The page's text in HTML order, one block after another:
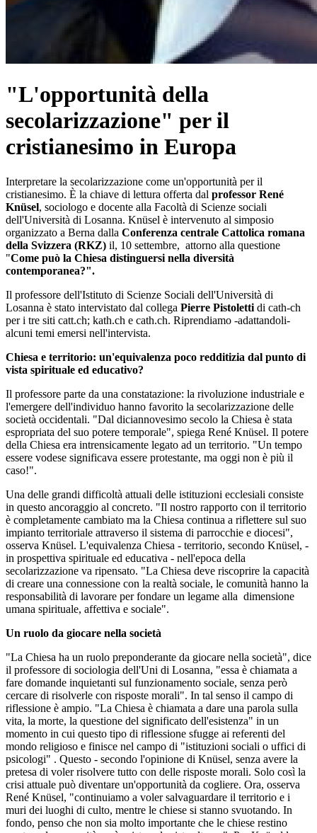
"L'opportunità della
secolarizzazione" per il
cristianesimo in Europa
Interpretare la secolarizzazione come un'opportunità per il
cristianesimo. È la chiave di lettura offerta dal professor René
Knüsel, sociologo e docente alla Facoltà di Scienze sociali
dell'Università di Losanna. Knüsel è intervenuto al simposio
organizzato a Berna dalla Conferenza centrale Cattolica romana
della Svizzera (RKZ) il, 10 settembre, attorno alla questione
"Come può la Chiesa distinguersi nella diversità
contemporanea?".
Il professore dell'Istituto di Scienze Sociali dell'Università di
Losanna è stato intervistato dal collega Pierre Pistoletti di cath-ch
per i tre siti catt.ch; kath.ch e cath.ch. Riprendiamo -adattandoli-
alcuni temi emersi nell'intervista.
Chiesa e territorio: un'equivalenza poco redditizia dal punto di
vista spirituale ed educativo?
Il professore parte da una constatazione: la rivoluzione industriale e
l'emergere dell'individuo hanno favorito la secolarizzazione delle
società occidentali. "Dal diciannovesimo secolo la Chiesa è stata
espropriata del suo potere temporale", spiega René Knüsel. Il potere
della Chiesa era intrensicamente legato ad un territorio. "Un tempo
essere vodese significava essere protestante, ma oggi non è più il
caso!".
Una delle grandi difficoltà attuali delle istituzioni ecclesiali consiste
in questo ancoraggio al concreto. "Il nostro rapporto con il territorio
è completamente cambiato ma la Chiesa continua a riflettere sul suo
impianto territoriale attraverso il sistema di parrocchie e diocesi",
osserva Knüsel. L'equivalenza Chiesa - territorio, secondo Knüsel, -
in prospettiva spirituale ed educativa - nell'epoca della
secolarizzazione va ripensato. "La Chiesa deve riscoprire la capacità
di creare una connessione con la realtà sociale, le comunità hanno la
responsabilità di lavorare per fondare un legame alla dimensione
umana spirituale, affettiva e sociale".
Un ruolo da giocare nella società
"La Chiesa ha un ruolo preponderante da giocare nella società", dice
il professore di sociologia dell'Uni di Losanna, "essa è chiamata a
fare domande inquietanti sul funzionamento sociale, senza però
cercare di risolverle con risposte morali". In tal senso il campo di
riflessione è ampio. "La Chiesa è chiamata a dare una parola sulla
vita, la morte, la questione del significato dell'esistenza" in un
momento in cui questo tipo di riflessione sfugge ai referenti del
mondo religioso e finisce nel campo di "istituzioni sociali o uffici di
psicologi" . Questo - secondo l'opinione di Knüsel, senza avere la
pretesa di voler risolvere tutto con delle risposte morali. Solo così la
crisi attuale può diventare un'opportunità da cogliere. Ora, osserva
René Knüsel, "continuiamo a voler salvaguardare il territorio e i
muri dei luoghi di culto, mentre le chiese si stanno svuotando. In
fondo, penso che non sia molto importante che le chiese restino